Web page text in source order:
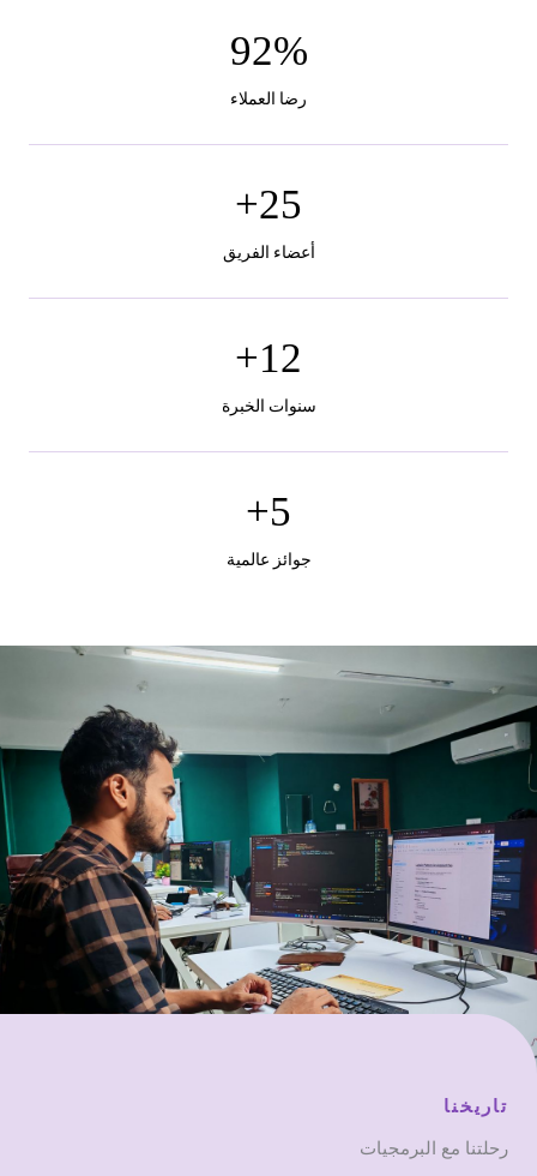
92%
رضا العملاء
25
+
أعضاء الفريق
12
+
سنوات الخبرة
5
+
جوائز عالمية
تاريخنا
رحلتنا مع البرمجيات